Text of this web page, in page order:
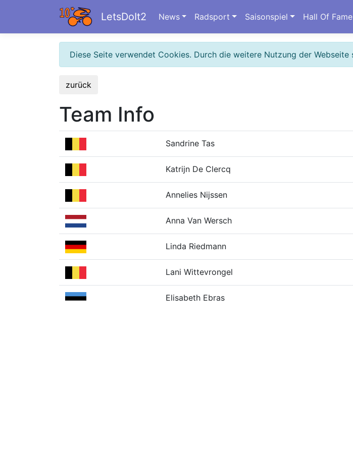
LetsDoIt2 News Radsport Saisonspiel Hall Of Fame
Diese Seite verwendet Cookies. Durch die weitere Nutzung der
zurück
Team Info
Sandrine Tas
Katrijn De Clercq
Annelies Nijssen
Anna Van Wersch
Linda Riedmann
Lani Wittevrongel
Elisabeth Ebras